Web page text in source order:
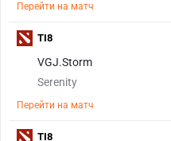
Перейти на матч
VGJ.Storm
Serenity
Перейти на матч
TI8
TI8